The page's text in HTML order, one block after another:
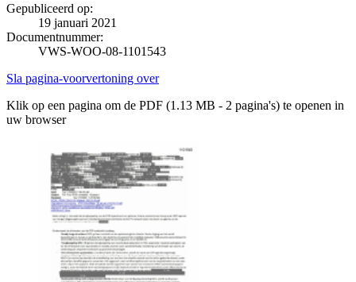
Gepubliceerd op:
19 januari 2021
Documentnummer:
VWS-WOO-08-1101543
Sla pagina-voorvertoning over
Klik op een pagina om de PDF (1.13 MB - 2 pagina's) te openen in
uw browser